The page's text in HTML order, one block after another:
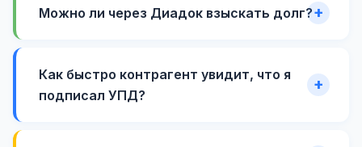
Можно ли через Диадок взыскать долг?
Как быстро контрагент увидит, что я
подписал УПД?